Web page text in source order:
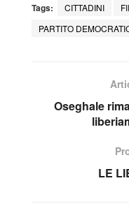
Tags: CITTADINI
PARTITO
Oseghale
LE